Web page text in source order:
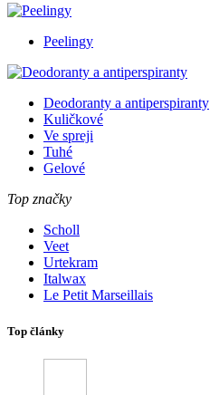
Peelingy
Deodoranty a antiperspiranty
Kuličkové
Ve spreji
Tuhé
Gelové
Top značky
Scholl
Veet
Urtekram
Italwax
Le Petit Marseillais
Top články